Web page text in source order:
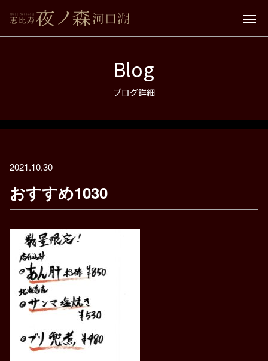
Blog
ブログ詳細
2021.10.30
おすすめ1030